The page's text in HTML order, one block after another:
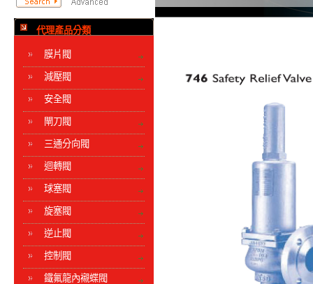
代理產品分類
膜片閥
減壓閥
安全閥
閘刀閥
三通分向閥
迴轉閥
球塞閥
旋塞閥
逆止閥
控制閥
鐵氟龍內襯蝶閥